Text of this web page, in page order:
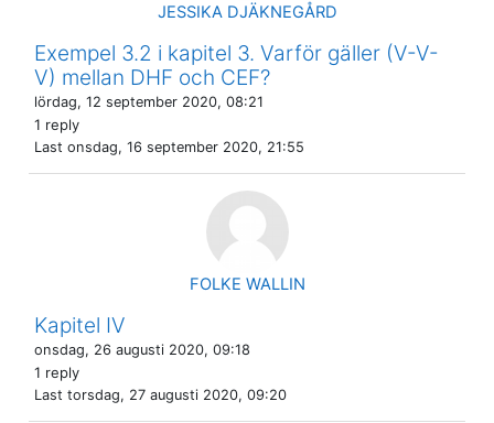
JESSIKA DJÄKNEGÅRD
Exempel 3.2 i kapitel 3. Varför gäller (V-V-
V) mellan DHF och CEF?
lördag, 12 september 2020, 08:21
1 reply
Last onsdag, 16 september 2020, 21:55
FOLKE WALLIN
Kapitel IV
onsdag, 26 augusti 2020, 09:18
1 reply
Last torsdag, 27 augusti 2020, 09:20